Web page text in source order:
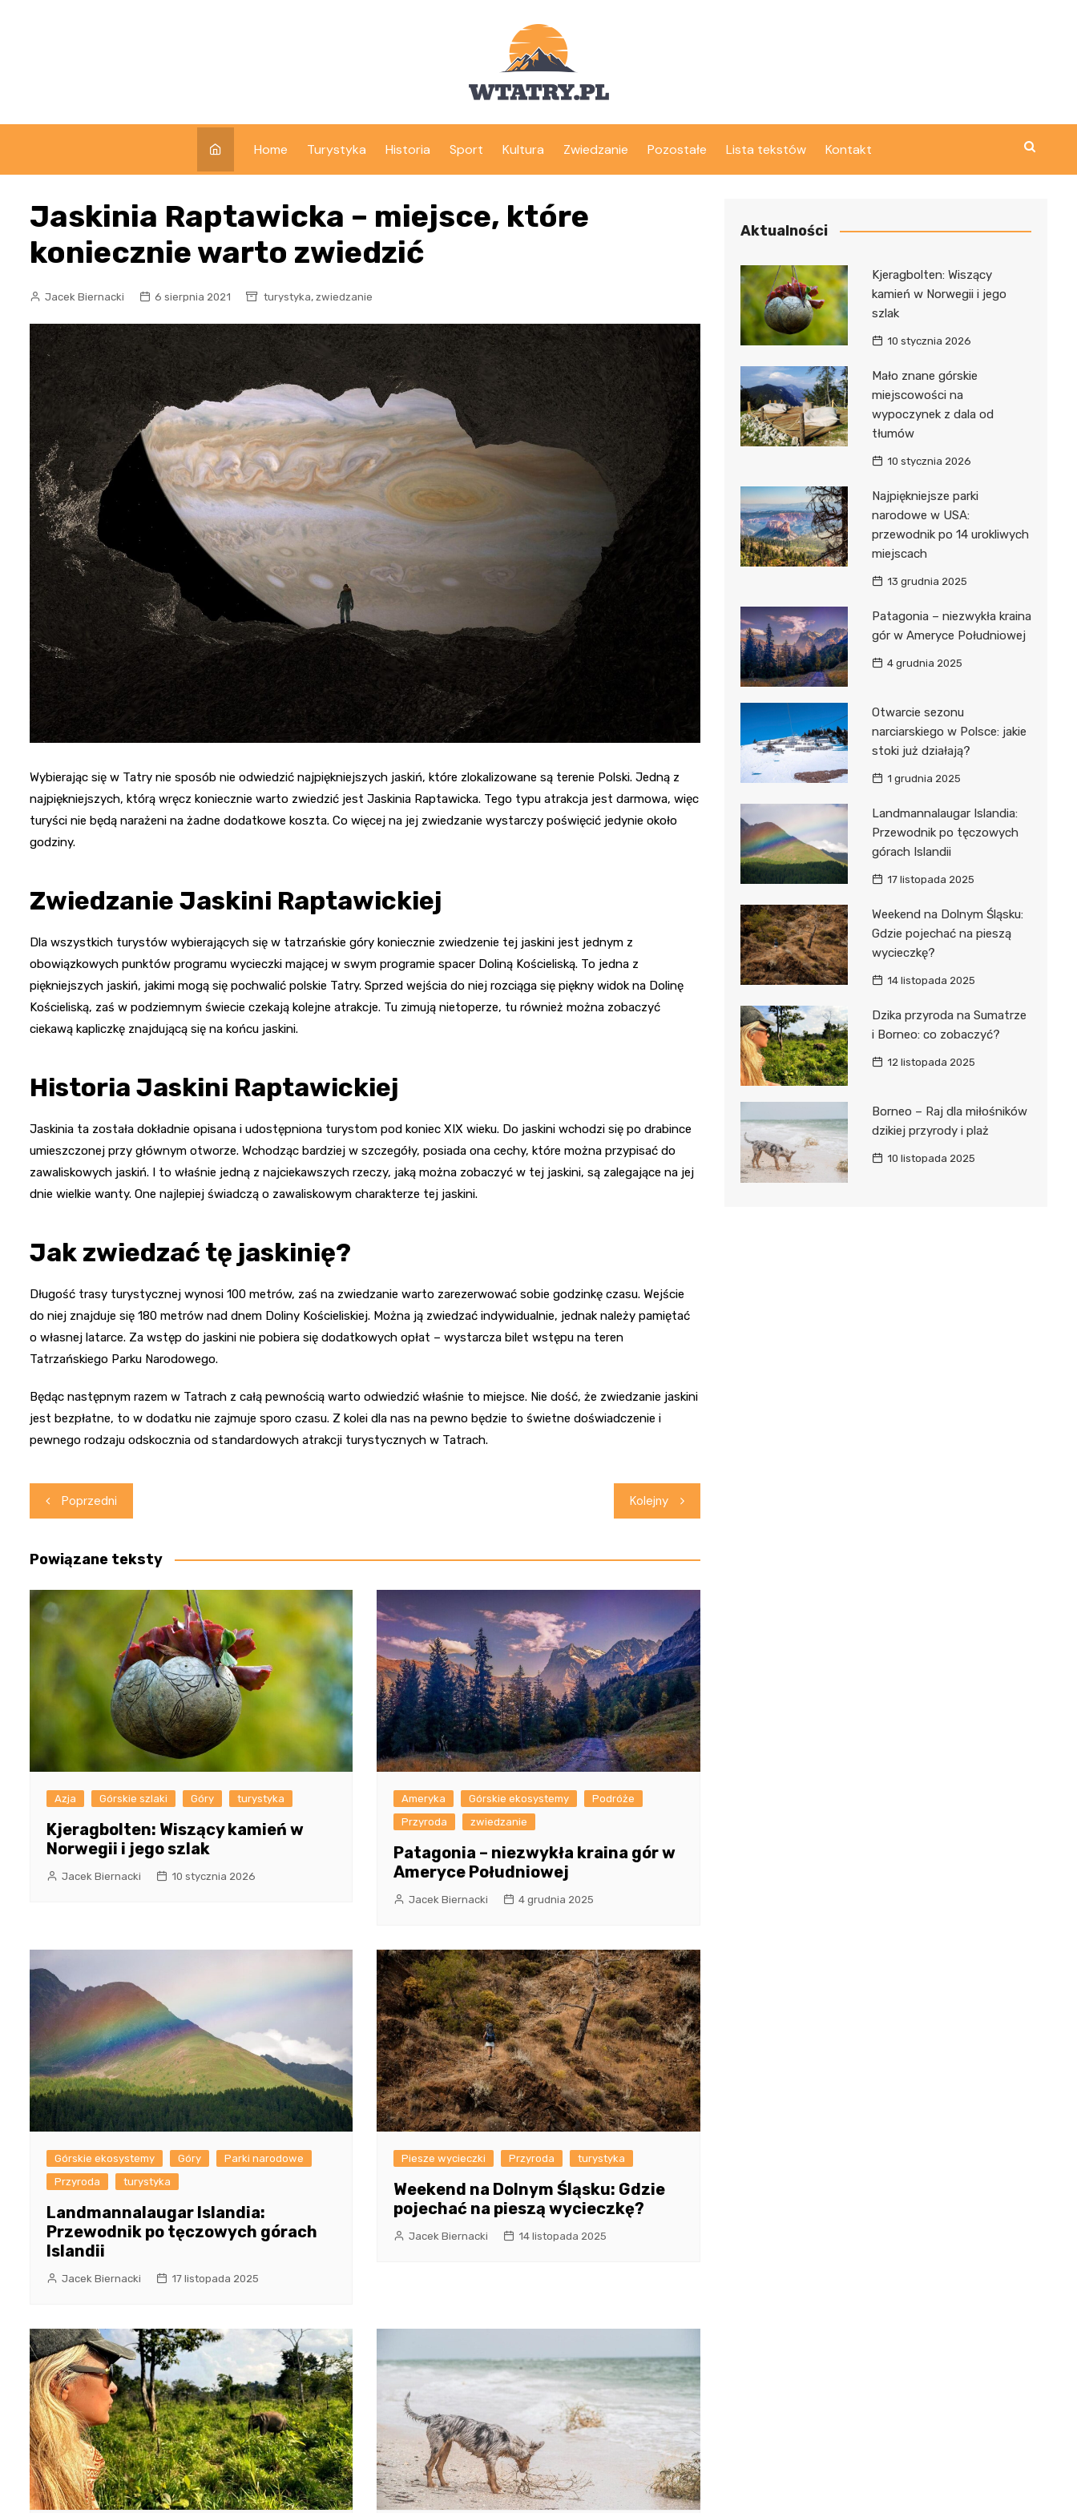
Home Turystyka Historia Sport Kultura Zwiedzanie Pozostałe Lista tekstów Kontakt
Jaskinia Raptawicka – miejsce, które
koniecznie warto zwiedzić
Jacek Biernacki 6 sierpnia 2021 turystyka, zwiedzanie
Wybierając się w Tatry nie sposób nie odwiedzić najpiękniejszych jaskiń, które zlokalizowane są terenie Polski. Jedną z
najpiękniejszych, którą wręcz koniecznie warto zwiedzić jest Jaskinia Raptawicka. Tego typu atrakcja jest darmowa, więc
turyści nie będą narażeni na żadne dodatkowe koszta. Co więcej na jej zwiedzanie wystarczy poświęcić jedynie około
godziny.
Zwiedzanie Jaskini Raptawickiej
Dla wszystkich turystów wybierających się w tatrzańskie góry koniecznie zwiedzenie tej jaskini jest jednym z
obowiązkowych punktów programu wycieczki mającej w swym programie spacer Doliną Kościeliską. To jedna z
piękniejszych jaskiń, jakimi mogą się pochwalić polskie Tatry. Sprzed wejścia do niej rozciąga się piękny widok na Dolinę
Kościeliską, zaś w podziemnym świecie czekają kolejne atrakcje. Tu zimują nietoperze, tu również można zobaczyć
ciekawą kapliczkę znajdującą się na końcu jaskini.
Historia Jaskini Raptawickiej
Jaskinia ta została dokładnie opisana i udostępniona turystom pod koniec XIX wieku. Do jaskini wchodzi się po drabince
umieszczonej przy głównym otworze. Wchodząc bardziej w szczegóły, posiada ona cechy, które można przypisać do
zawaliskowych jaskiń. I to właśnie jedną z najciekawszych rzeczy, jaką można zobaczyć w tej jaskini, są zalegające na jej
dnie wielkie wanty. One najlepiej świadczą o zawaliskowym charakterze tej jaskini.
Jak zwiedzać tę jaskinię?
Długość trasy turystycznej wynosi 100 metrów, zaś na zwiedzanie warto zarezerwować sobie godzinkę czasu. Wejście
do niej znajduje się 180 metrów nad dnem Doliny Kościeliskiej. Można ją zwiedzać indywidualnie, jednak należy pamiętać
o własnej latarce. Za wstęp do jaskini nie pobiera się dodatkowych opłat – wystarcza bilet wstępu na teren
Tatrzańskiego Parku Narodowego.
Będąc następnym razem w Tatrach z całą pewnością warto odwiedzić właśnie to miejsce. Nie dość, że zwiedzanie jaskini
jest bezpłatne, to w dodatku nie zajmuje sporo czasu. Z kolei dla nas na pewno będzie to świetne doświadczenie i
pewnego rodzaju odskocznia od standardowych atrakcji turystycznych w Tatrach.
Nawigacja
wpisu
Poprzedni Kolejny
Powiązane teksty
Azja Górskie szlaki Góry turystyka
Kjeragbolten: Wiszący kamień w
Norwegii i jego szlak
Jacek Biernacki 10 stycznia 2026
Ameryka Górskie ekosystemy
Podróże
Przyroda
zwiedzanie
Patagonia – niezwykła kraina gór w
Ameryce Południowej
Jacek Biernacki 4 grudnia 2025
Górskie ekosystemy Góry
Parki narodowe
Przyroda
turystyka
Landmannalaugar Islandia:
Przewodnik po tęczowych górach
Islandii
Jacek Biernacki 17 listopada 2025
Piesze wycieczki Przyroda turystyka
Weekend na Dolnym Śląsku: Gdzie
pojechać na pieszą wycieczkę?
Jacek Biernacki 14 listopada 2025
Aktualności
Kjeragbolten: Wiszący
kamień w Norwegii i jego
szlak
10 stycznia 2026
Mało znane górskie
miejscowości na
wypoczynek z dala od
tłumów
10 stycznia 2026
Najpiękniejsze parki
narodowe w USA:
przewodnik po 14 urokliwych
miejscach
13 grudnia 2025
Patagonia – niezwykła kraina
gór w Ameryce Południowej
4 grudnia 2025
Otwarcie sezonu
narciarskiego w Polsce: jakie
stoki już działają?
1 grudnia 2025
Landmannalaugar Islandia:
Przewodnik po tęczowych
górach Islandii
17 listopada 2025
Weekend na Dolnym Śląsku:
Gdzie pojechać na pieszą
wycieczkę?
14 listopada 2025
Dzika przyroda na Sumatrze
i Borneo: co zobaczyć?
12 listopada 2025
Borneo – Raj dla miłośników
dzikiej przyrody i plaż
10 listopada 2025